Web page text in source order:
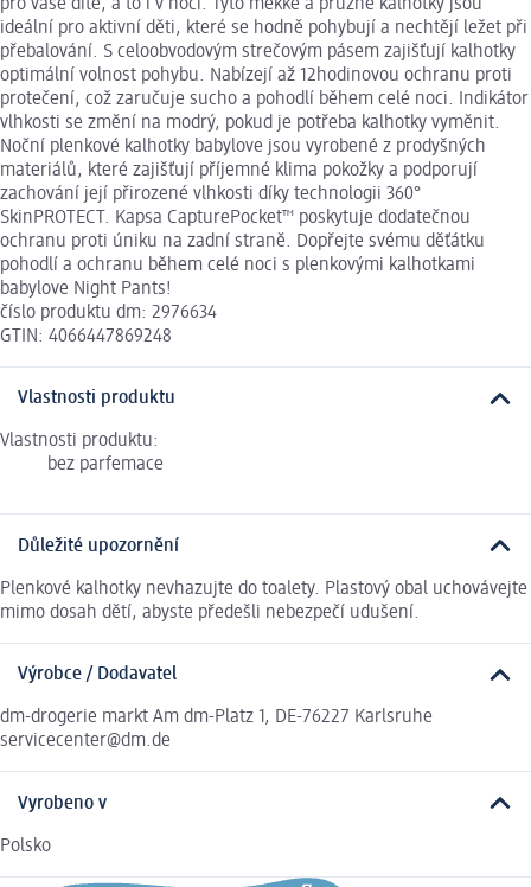
pro vaše dítě, a to i v noci. Tyto měkké a pružné kalhotky jsou
ideální pro aktivní děti, které se hodně pohybují a nechtějí ležet při
přebalování. S celoobvodovým strečovým pásem zajišťují kalhotky
optimální volnost pohybu. Nabízejí až 12hodinovou ochranu proti
protečení, což zaručuje sucho a pohodlí během celé noci. Indikátor
vlhkosti se změní na modrý, pokud je potřeba kalhotky vyměnit.
Noční plenkové kalhotky babylove jsou vyrobené z prodyšných
materiálů, které zajišťují příjemné klima pokožky a podporují
zachování její přirozené vlhkosti díky technologii 360°
SkinPROTECT. Kapsa CapturePocket™ poskytuje dodatečnou
ochranu proti úniku na zadní straně. Dopřejte svému děťátku
pohodlí a ochranu během celé noci s plenkovými kalhotkami
babylove Night Pants!
číslo produktu dm: 2976634
GTIN: 4066447869248
Vlastnosti produktu
Vlastnosti produktu:
bez parfemace
Důležité upozornění
Plenkové kalhotky nevhazujte do toalety. Plastový obal uchovávejte
mimo dosah dětí, abyste předešli nebezpečí udušení.
Výrobce / Dodavatel
dm-drogerie markt Am dm-Platz 1, DE-76227 Karlsruhe
servicecenter@dm.de
Vyrobeno v
Polsko